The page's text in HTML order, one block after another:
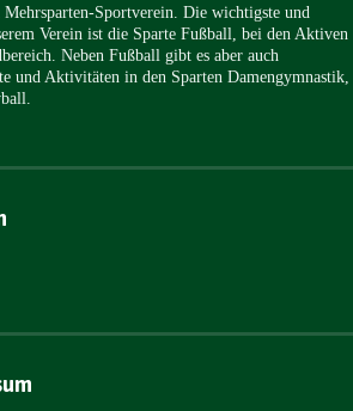
Sportverein. Die wichtigste und
Verein ist die Sparte Fußball, bei den Aktiven
Neben Fußball gibt es aber auch
und Aktivitäten in den Sparten Damengymnastik,